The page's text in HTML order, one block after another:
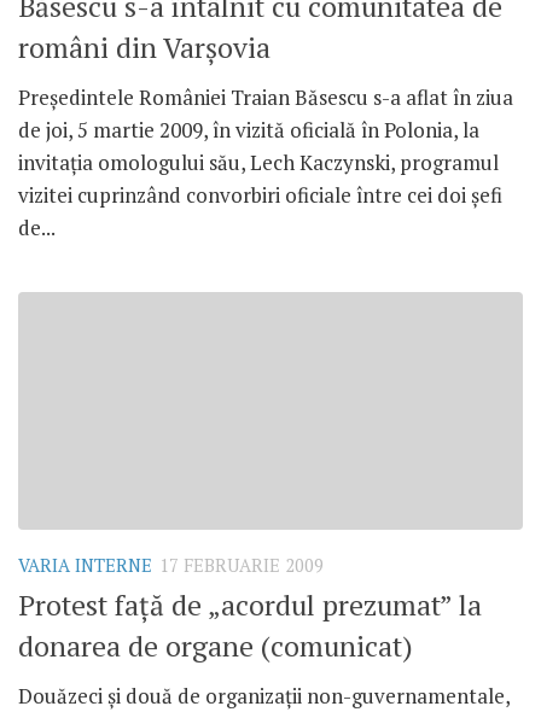
români din Varşovia
Preşedintele României Traian Băsescu s-a aflat în ziua
de joi, 5 martie 2009, în vizită oficială în Polonia, la
invitaţia omologului său, Lech Kaczynski, programul
vizitei cuprinzând convorbiri oficiale între cei doi şefi
de...
VARIA INTERNE 17 FEBRUARIE 2009
Protest faţă de „acordul prezumat” la
donarea de organe (comunicat)
Douăzeci şi două de organizaţii non-guvernamentale,